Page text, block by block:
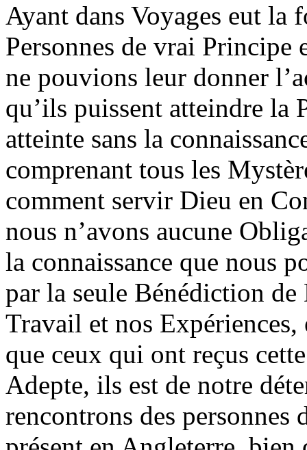
Ayant dans Voyages eut la
Personnes de vrai
ne pouvions leur donner
qu’ils puissent atteindre la
atteinte sans la
comprenant tous les
comment servir Dieu en
nous n’avons aucune
la connaissance que nous
par la seule Bénédiction
Travail et nos
que ceux qui ont reçus
Adepte, ils est de notre
rencontrons des